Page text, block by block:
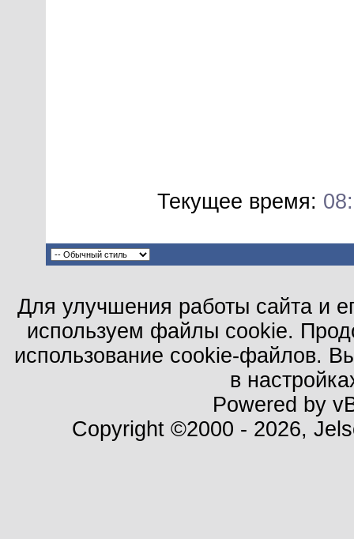
Текущее время:
Для улучшения работы сайта и
используем файлы cookie.
использование cookie-файлов.
в
Powered by
Copyright ©2000 - 2026,